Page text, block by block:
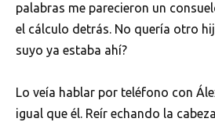
palabras me parecieron un
el cálculo detrás. No quería otro
suyo ya estaba ahí?
Lo veía hablar por teléfono con
igual que él. Reír echando la